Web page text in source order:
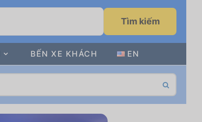
Tìm kiếm
BẾN XE KHÁCH EN